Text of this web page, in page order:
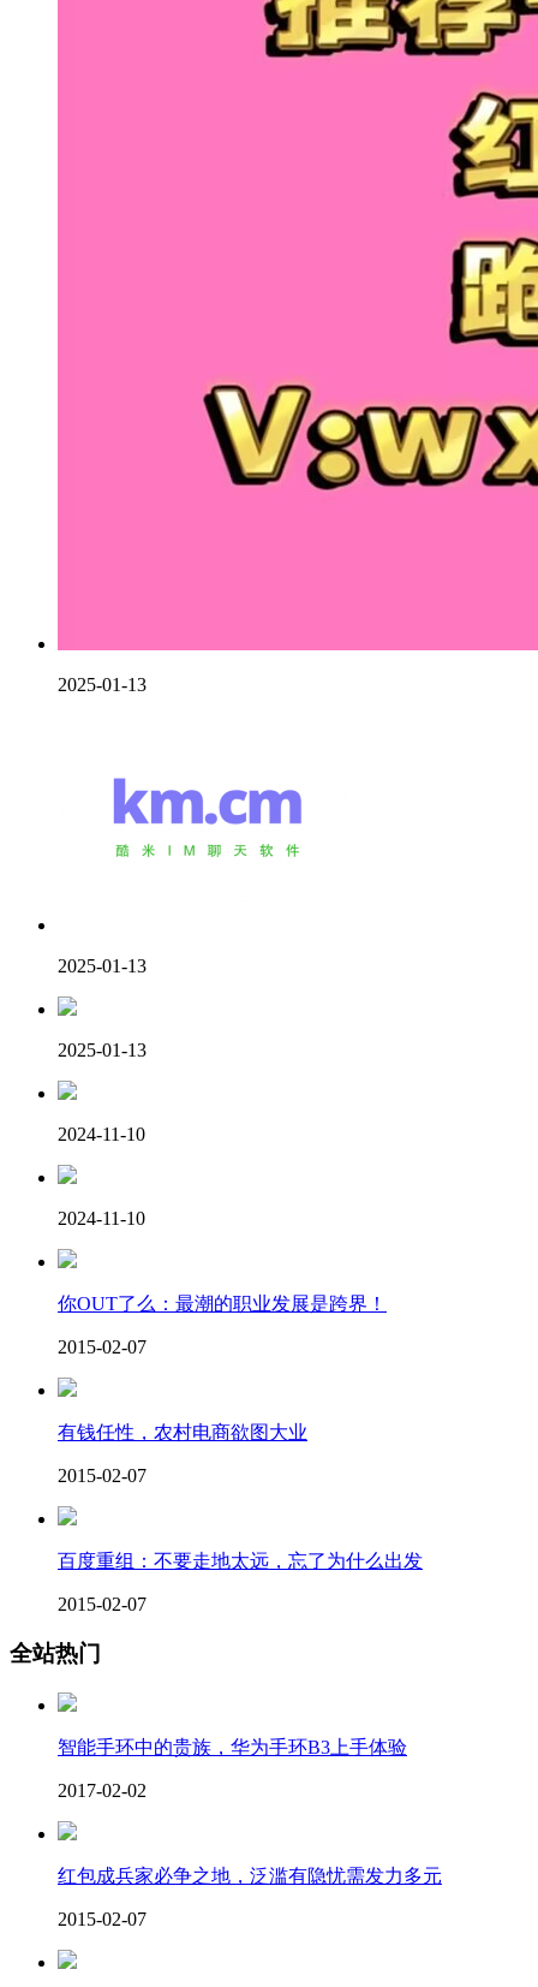
2025-01-13
2025-01-13
2025-01-13
2024-11-10
2024-11-10
你OUT了么：最潮的职业发展是跨界！
2015-02-07
有钱任性，农村电商欲图大业
2015-02-07
百度重组：不要走地太远，忘了为什么出发
2015-02-07
全站热门
智能手环中的贵族，华为手环B3上手体验
2017-02-02
红包成兵家必争之地，泛滥有隐忧需发力多元
2015-02-07